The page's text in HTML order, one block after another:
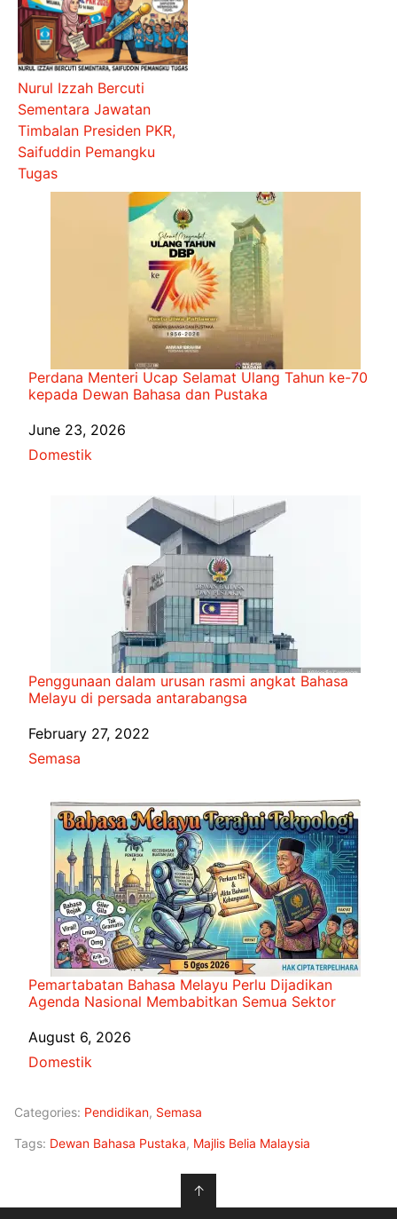
Nurul Izzah Bercuti
Sementara Jawatan
Timbalan Presiden PKR,
Saifuddin Pemangku
Tugas
Perdana Menteri Ucap Selamat Ulang Tahun ke-70
kepada Dewan Bahasa dan Pustaka
Date
June 23, 2026
In relation to
Domestik
Penggunaan dalam urusan rasmi angkat Bahasa
Melayu di persada antarabangsa
Date
February 27, 2022
In relation to
Semasa
Pemartabatan Bahasa Melayu Perlu Dijadikan
Agenda Nasional Membabitkan Semua Sektor
Date
August 6, 2026
In relation to
Domestik
Categories: Pendidikan, Semasa
Tags: Dewan Bahasa Pustaka, Majlis Belia Malaysia
↑